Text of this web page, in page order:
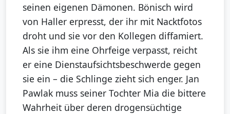
seinen eigenen Dämonen. Bönisch wird
von Haller erpresst, der ihr mit Nacktfotos
droht und sie vor den Kollegen diffamiert.
Als sie ihm eine Ohrfeige verpasst, reicht
er eine Dienstaufsichtsbeschwerde gegen
sie ein – die Schlinge zieht sich enger. Jan
Pawlak muss seiner Tochter Mia die bittere
Wahrheit über deren drogensüchtige